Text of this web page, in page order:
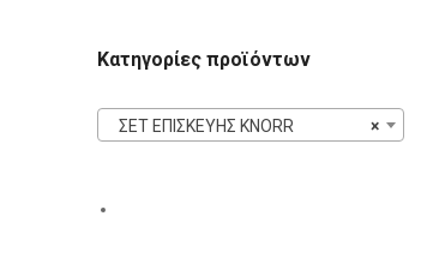
Κατηγορίες προϊόντων
×
ΣΕΤ ΕΠΙΣΚΕΥΗΣ KNORR